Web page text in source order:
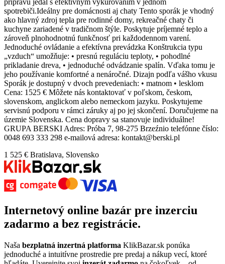
prípravu jedál s efektívnym vykurovaním v jednom
spotrebiči.Ideálny pre domácnosti aj chaty Tento sporák je vhodný
ako hlavný zdroj tepla pre rodinné domy, rekreačné chaty či
kuchyne zariadené v tradičnom štýle. Poskytuje príjemné teplo a
zároveň plnohodnotnú funkčnosť pri každodennom varení.
Jednoduché ovládanie a efektívna prevádzka Konštrukcia typu
„vzduch“ umožňuje: • presnú reguláciu teploty, • pohodlné
prikladanie dreva, • jednoduché odvádzanie spalín. Vďaka tomu je
jeho používanie komfortné a nenáročné. Dizajn podľa vášho vkusu
Sporák je dostupný v dvoch prevedeniach: • matnom • lesklom
Cena: 1525 € Môžete nás kontaktovať v poľskom, českom,
slovenskom, anglickom alebo nemeckom jazyku. Poskytujeme
servisnú podporu v rámci záruky aj po jej skončení. Doručujeme na
územie Slovenska. Cena dopravy sa stanovuje individuálne!
GRUPA BERSKI Adres: Próba 7, 98-275 Brzeźnio telefónne číslo:
0048 693 333 298 e-mailová adresa: kontakt@berski.pl
1 525 € Bratislava, Slovensko
Internetový online bazár pre inzerciu
zadarmo a bez registrácie.
Naša bezplatná inzertná platforma KlikBazar.sk ponúka
jednoduché a intuitívne prostredie pre predaj a nákup vecí, ktoré